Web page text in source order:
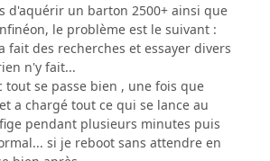
d'aquérir un barton 2500+ ainsi que
le problème est le suivant :
fait des recherches et essayer divers
n'y fait...
se passe bien , une fois que
a chargé tout ce qui se lance au
pendant plusieurs minutes puis
si je reboot sans attendre en